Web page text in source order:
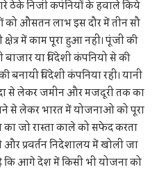
ठेके निजी कपंनियों के हवाले किये
को औसतन लाभ इस दौर में तीन सौ
में काम पूरा हुआ नहीं। पूंजी की
या विदेशी कंपनियो से की
बनायी विदेशी कंपनिया रही। यानी
से लेकर जमीन और मजदूरी तक का
से लेकर भारत में योजनाओ को पूरा
जो रास्ता काले को सफेद करता
प्रवर्तन निदेशालय में खोली जा
कि आगे देश में किसी भी योजना को